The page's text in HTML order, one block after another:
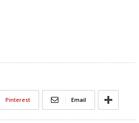
Pinterest Email